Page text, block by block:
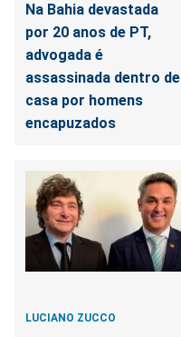
Na Bahia devastada
por 20 anos de PT,
advogada é
assassinada dentro de
casa por homens
encapuzados
LUCIANO ZUCCO